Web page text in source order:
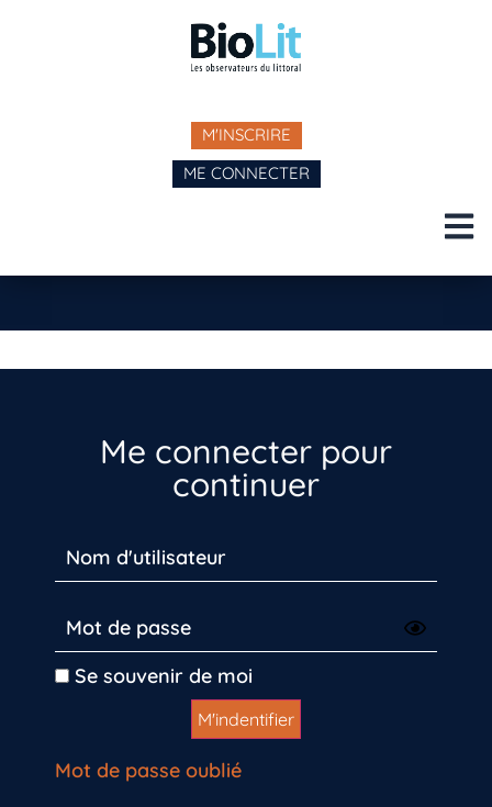
M'INSCRIRE
ME CONNECTER
Me connecter pour
continuer
Se souvenir de moi
Mot de passe oublié